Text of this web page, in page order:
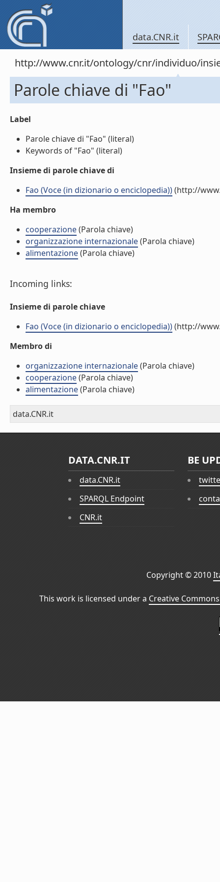
data.CNR.it
http://www.cnr.it/ontology/cnr/individuo/
Parole chiave di "Fao"
Label
Parole chiave di "Fao" (literal)
Keywords of "Fao" (literal)
Insieme di parole chiave di
Fao (Voce (in dizionario o enciclopedia))(http://
Ha membro
cooperazione(Parola chiave)
organizzazione internazionale(Parola chiave)
alimentazione(Parola chiave)
Incoming links:
Insieme di parole chiave
Fao (Voce (in dizionario o enciclopedia))(http://
Membro di
organizzazione internazionale(Parola chiave)
cooperazione(Parola chiave)
alimentazione(Parola chiave)
data.CNR.it
DATA.CNR.IT
data.CNR.it
SPARQL Endpoint
CNR.it
BE
Copyright © 2010
This work is licensed under a Creative